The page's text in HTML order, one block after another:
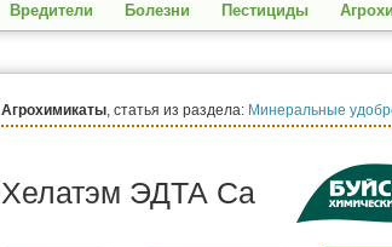
Вредители Болезни Пестициды
Агрохимикаты, статья из раздела: Минеральные
Хелатэм ЭДТА Са